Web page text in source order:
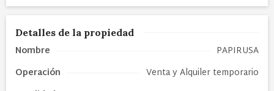
Detalles de la propiedad
Nombre
PAPIRUSA
Operación
Venta y Alquiler temporario